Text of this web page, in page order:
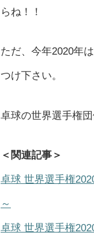
らね！！
ただ、今年2020年
つけ下さい。
卓球の世界選手権
＜関連記事＞
卓球 世界選手権
～
卓球 世界選手権